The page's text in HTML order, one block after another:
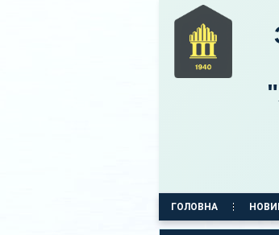
ГОЛОВНА